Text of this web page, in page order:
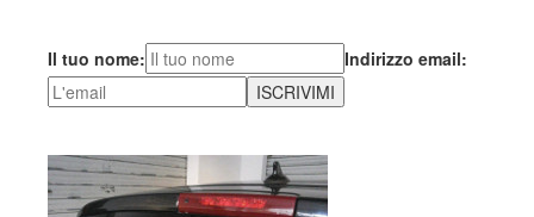
Il tuo nome: Indirizzo email: